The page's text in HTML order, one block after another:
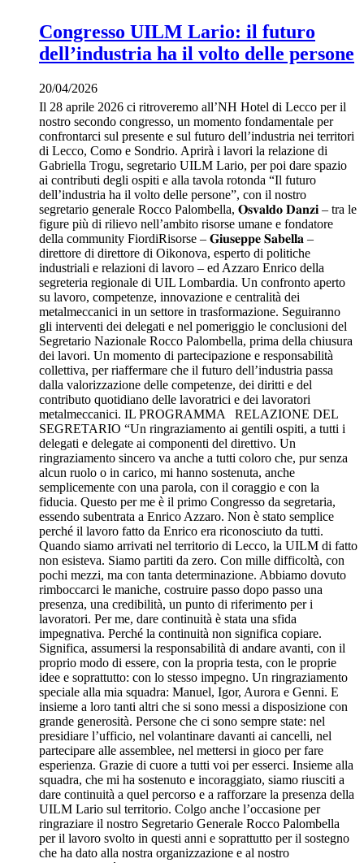
Congresso UILM Lario: il futuro
dell’industria ha il volto delle persone
20/04/2026
Il 28 aprile 2026 ci ritroveremo all’NH Hotel di Lecco per il
nostro secondo congresso, un momento fondamentale per
confrontarci sul presente e sul futuro dell’industria nei territori
di Lecco, Como e Sondrio. Aprirà i lavori la relazione di
Gabriella Trogu, segretario UILM Lario, per poi dare spazio
ai contributi degli ospiti e alla tavola rotonda “Il futuro
dell’industria ha il volto delle persone”, con il nostro
segretario generale Rocco Palombella, 𝐎𝐬𝐯𝐚𝐥𝐝𝐨 𝐃𝐚𝐧𝐳𝐢 – tra le
figure più di rilievo nell’ambito risorse umane e fondatore
della community FiordiRisorse – 𝐆𝐢𝐮𝐬𝐞𝐩𝐩𝐞 𝐒𝐚𝐛𝐞𝐥𝐥𝐚 –
direttore di direttore di Oikonova, esperto di politiche
industriali e relazioni di lavoro – ed Azzaro Enrico della
segreteria regionale di UIL Lombardia. Un confronto aperto
su lavoro, competenze, innovazione e centralità dei
metalmeccanici in un settore in trasformazione. Seguiranno
gli interventi dei delegati e nel pomeriggio le conclusioni del
Segretario Nazionale Rocco Palombella, prima della chiusura
dei lavori. Un momento di partecipazione e responsabilità
collettiva, per riaffermare che il futuro dell’industria passa
dalla valorizzazione delle competenze, dei diritti e del
contributo quotidiano delle lavoratrici e dei lavoratori
metalmeccanici. IL PROGRAMMA RELAZIONE DEL
SEGRETARIO “Un ringraziamento ai gentili ospiti, a tutti i
delegati e delegate ai componenti del direttivo. Un
ringraziamento sincero va anche a tutti coloro che, pur senza
alcun ruolo o in carico, mi hanno sostenuta, anche
semplicemente con una parola, con il coraggio e con la
fiducia. Questo per me è il primo Congresso da segretaria,
essendo subentrata a Enrico Azzaro. Non è stato semplice
perché il lavoro fatto da Enrico era riconosciuto da tutti.
Quando siamo arrivati nel territorio di Lecco, la UILM di fatto
non esisteva. Siamo partiti da zero. Con mille difficoltà, con
pochi mezzi, ma con tanta determinazione. Abbiamo dovuto
rimboccarci le maniche, costruire passo dopo passo una
presenza, una credibilità, un punto di riferimento per i
lavoratori. Per me, dare continuità è stata una sfida
impegnativa. Perché la continuità non significa copiare.
Significa, assumersi la responsabilità di andare avanti, con il
proprio modo di essere, con la propria testa, con le proprie
idee e soprattutto: con lo stesso impegno. Un ringraziamento
speciale alla mia squadra: Manuel, Igor, Aurora e Genni. E
insieme a loro tanti altri che si sono messi a disposizione con
grande generosità. Persone che ci sono sempre state: nel
presidiare l’ufficio, nel volantinare davanti ai cancelli, nel
partecipare alle assemblee, nel mettersi in gioco per fare
esperienza. Grazie di cuore a tutti voi per esserci. Insieme alla
squadra, che mi ha sostenuto e incoraggiato, siamo riusciti a
dare continuità a quel percorso e a rafforzare la presenza della
UILM Lario sul territorio. Colgo anche l’occasione per
ringraziare il nostro Segretario Generale Rocco Palombella
per il lavoro svolto in questi anni e soprattutto per il sostegno
che ha dato alla nostra organizzazione e al nostro